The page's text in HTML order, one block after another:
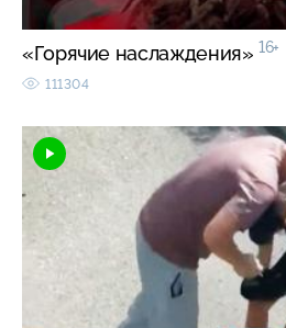
«Горячие наслаждения» 16+
111304